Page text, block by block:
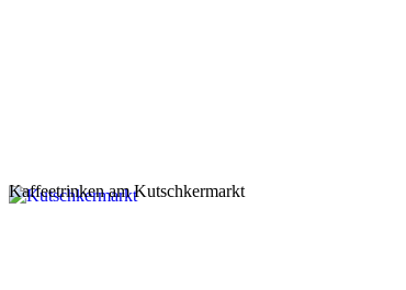
Kaffeetrinken am Kutschkermarkt